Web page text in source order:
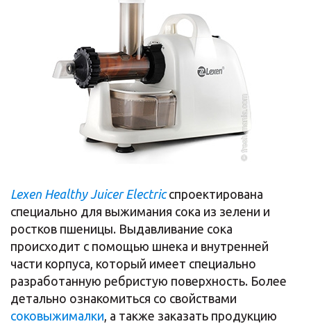
Lexen Healthy Juicer Electricспроектирована
специально для выжимания сока из зелени и
ростков пшеницы. Выдавливание сока
происходит с помощью шнека и внутренней
части корпуса, который имеет специально
разработанную ребристую поверхность. Более
детально ознакомиться со свойствами
соковыжималки, а также заказать продукцию